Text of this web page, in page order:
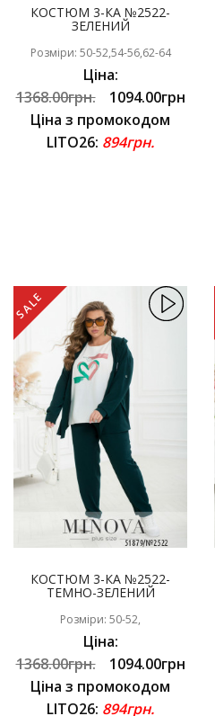
КОСТЮМ 3-КА №2522-
ЗЕЛЕНИЙ
Розміри: 50-52,54-56,62-64
Ціна:
1368.00грн.
1094.00грн
Ціна з промокодом
LITO26: 894грн.
SALE
КОСТЮМ 3-КА №2522-
ТЕМНО-ЗЕЛЕНИЙ
Розміри: 50-52,
Ціна:
1368.00грн.
1094.00грн
Ціна з промокодом
LITO26: 894грн.